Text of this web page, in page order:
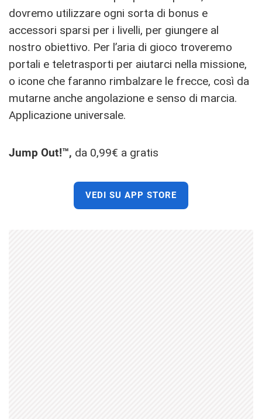
dovremo utilizzare ogni sorta di bonus e
accessori sparsi per i livelli, per giungere al
nostro obiettivo. Per l’aria di gioco troveremo
portali e teletrasporti per aiutarci nella missione,
o icone che faranno rimbalzare le frecce, così da
mutarne anche angolazione e senso di marcia.
Applicazione universale.
Jump Out!™, da 0,99€ a gratis
VEDI SU APP STORE